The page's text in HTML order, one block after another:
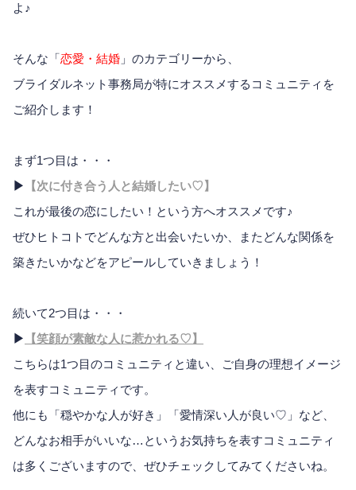
よ♪
そんな「恋愛・結婚 」のカテゴリーから、
ブライダルネット事務局が特にオススメするコミュニティを
ご紹介します！
まず1つ目は・・・
▶
【次に付き合う人と結婚したい♡】
これが最後の恋にしたい！という方へオススメです♪
ぜひヒトコトでどんな方と出会いたいか、またどんな関係を
築きたいかなどをアピールしていきましょう！
続いて2つ目は・・・
▶
【笑顔が素敵な人に惹かれる♡】
こちらは1つ目のコミュニティと違い、ご自身の理想イメージ
を表すコミュニティです。
他にも「穏やかな人が好き」「愛情深い人が良い♡」など、
どんなお相手がいいな…というお気持ちを表すコミュニティ
は多くございますので、ぜひチェックしてみてくださいね。